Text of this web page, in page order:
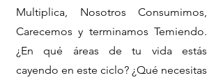
Multiplica, Nosotros Consumimos,
Carecemos y terminamos Temiendo.
¿En qué áreas de tu vida estás
cayendo en este ciclo? ¿Qué necesitas